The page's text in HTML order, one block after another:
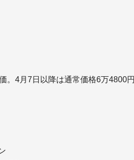
。4月7日以降は通常価格6万4800円